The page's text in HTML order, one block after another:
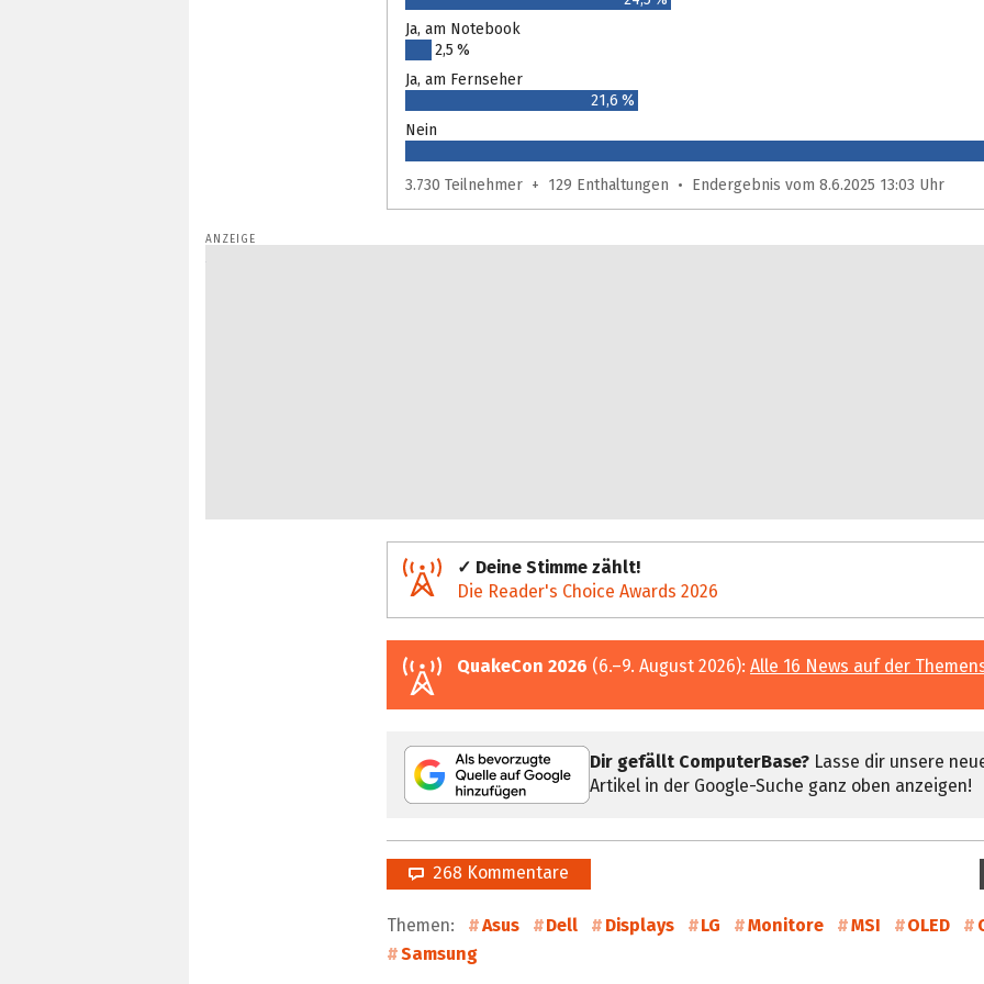
Ja, am Notebook
2,5 %
Ja, am Fernseher
21,6 %
Nein
3.730 Teilnehmer + 129 Enthaltungen • Endergebnis vom 8.6.2025 13:03 Uhr
✓ Deine Stimme zählt!
Die Reader's Choice Awards 2026
QuakeCon 2026 (6.–9. August 2026): Alle 16 News auf der
Dir gefällt ComputerBase? Lasse dir unsere
Artikel in der Google-Suche ganz oben anzeigen!
268 Kommentare
Themen: Asus Dell Displays LG Monitore MSI OLED
Samsung